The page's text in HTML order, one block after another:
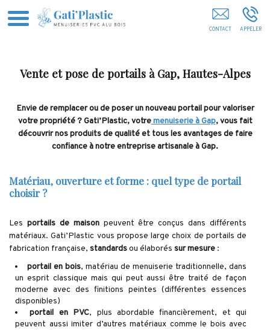
Vente et pose de portails à Gap, Hautes-Alpes
Envie de remplacer ou de poser un nouveau portail pour valoriser
votre propriété ? Gati’Plastic, votremenuiserie à Gap, vous fait
découvrir nos produits de qualité et tous les avantages de faire
confiance à notre entreprise artisanale à Gap.
Matériau, ouverture et forme : quel type de portail
choisir ?
Les portails de maisonpeuvent être conçus dans différents
matériaux. Gati’Plastic vous propose large choix de portails de
fabrication française, standardsou élaborés sur mesure :
portail en bois, matériau de menuiserie traditionnelle, dans
un esprit classique mais qui peut aussi être traité de façon
moderne avec des finitions peintes (différentes essences
disponibles)
portail en PVC, plus abordable financièrement, et qui
peuvent aussi imiter d’autres matériaux comme le bois avec